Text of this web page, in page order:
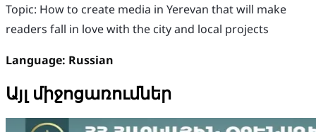
Topic: How to create media in Yerevan that will make
readers fall in love with the city and local projects
Language: Russian
Այլ միջոցառումներ